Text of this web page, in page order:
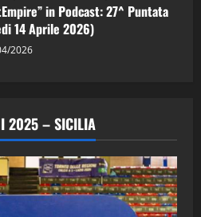
in Podcast
in Podcast: 26^ Puntata
07 Aprile 2026)
in Podcast
in Podcast: 30^ Puntata
05 Maggio 2026)
2026
2025 – SICILIA